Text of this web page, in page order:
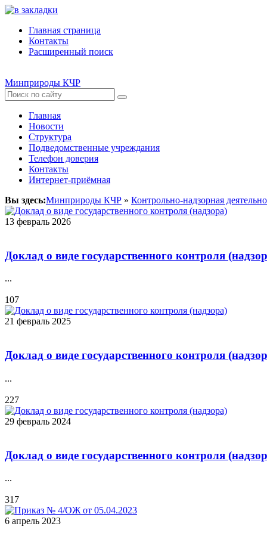
Главная страница
Контакты
Расширенный поиск
Минприроды КЧР
Главная
Новости
Структура
Подведомственные учреждания
Телефон доверия
Контакты
Интернет-приёмная
Вы здесь:Минприроды КЧР » Контрольно-надзорная
13 февраль 2026
Доклад о виде государственного контроля
...
107
21 февраль 2025
Доклад о виде государственного контроля
...
227
29 февраль 2024
Доклад о виде государственного контроля
...
317
6 апрель 2023